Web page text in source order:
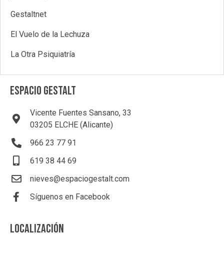
Gestaltnet
El Vuelo de la Lechuza
La Otra Psiquiatría
ESPACIO GESTALT
Vicente Fuentes Sansano, 33
03205 ELCHE (Alicante)
966 23 77 91
619 38 44 69
nieves@espaciogestalt.com
Síguenos en Facebook
LOCALIZACIÓN